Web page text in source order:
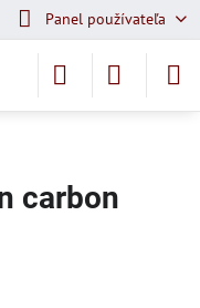
Panel používateľa
carbon